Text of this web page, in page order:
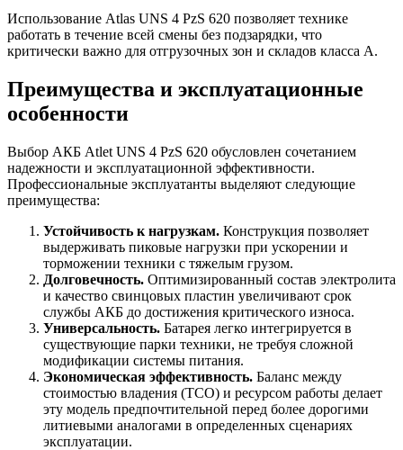
Использование Atlas UNS 4 PzS 620 позволяет технике
работать в течение всей смены без подзарядки, что
критически важно для отгрузочных зон и складов класса А.
Преимущества и эксплуатационные
особенности
Выбор АКБ Atlet UNS 4 PzS 620 обусловлен сочетанием
надежности и эксплуатационной эффективности.
Профессиональные эксплуатанты выделяют следующие
преимущества:
Устойчивость к нагрузкам. Конструкция позволяет
выдерживать пиковые нагрузки при ускорении и
торможении техники с тяжелым грузом.
Долговечность. Оптимизированный состав электролита
и качество свинцовых пластин увеличивают срок
службы АКБ до достижения критического износа.
Универсальность. Батарея легко интегрируется в
существующие парки техники, не требуя сложной
модификации системы питания.
Экономическая эффективность. Баланс между
стоимостью владения (TCO) и ресурсом работы делает
эту модель предпочтительной перед более дорогими
литиевыми аналогами в определенных сценариях
эксплуатации.